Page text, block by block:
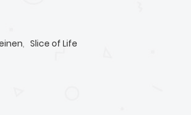
, Slice of Life